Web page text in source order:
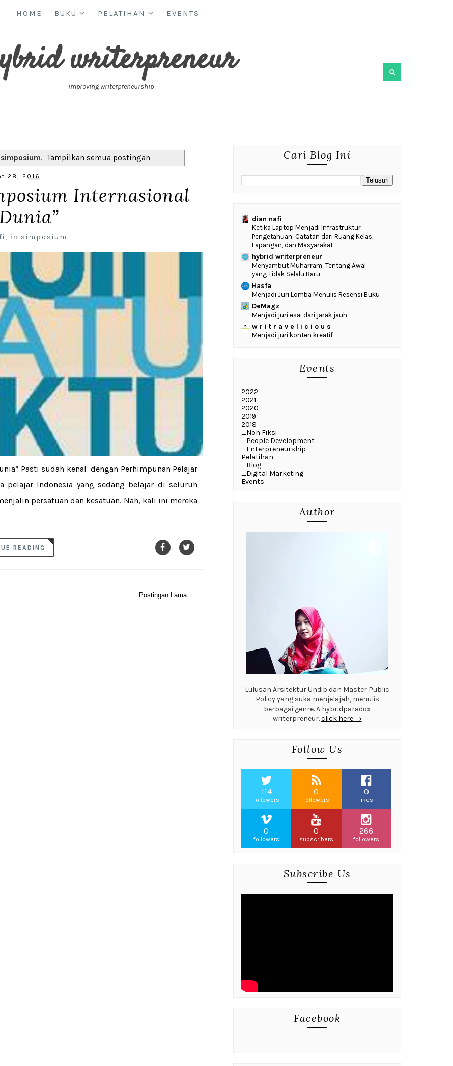
HOME BUKU PELATIHAN EVENTS
writerpreneur
improving writerpreneurship
simposium. Tampilkan semua postingan
28, 2016
Internasional
, in simposium
Pasti sudah kenal dengan Perhimpunan Pelajar
pelajar Indonesia yang sedang belajar di seluruh
persatuan dan kesatuan. Nah, kali ini mereka
READING
Postingan Lama
Cari Blog Ini
dian nafi
Ketika Laptop Menjadi Infrastruktur
Pengetahuan: Catatan dari Ruang Kelas,
Lapangan, dan Masyarakat
hybrid writerpreneur
Menyambut Muharram: Tentang Awal
yang Tidak Selalu Baru
Hasfa
Menjadi Juri Lomba Menulis Resensi Buku
DeMagz
Menjadi juri esai dari jarak jauh
w r i t r a v e l i c i o u s
Menjadi juri konten kreatif
Events
2022
2021
2020
2019
2018
_Non Fiksi
_People Development
_Enterpreneurship
Pelatihan
_Blog
_Digital Marketing
Events
Author
Lulusan Arsitektur Undip dan Master Public
Policy yang suka menjelajah, menulis
berbagai genre. A hybridparadox
writerpreneur.click here →
Follow Us
114
followers
0
followers
0
likes
0
followers
0
subscribers
266
followers
Subscribe Us
Facebook